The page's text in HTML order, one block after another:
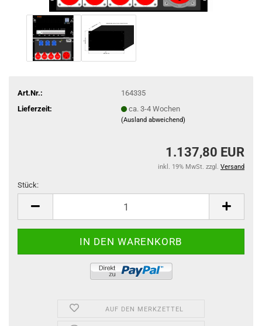
Art.Nr.:
164335
Lieferzeit:
ca. 3-4 Wochen
(Ausland abweichend)
1.137,80 EUR
inkl. 19% MwSt. zzgl. Versand
Stück:
AUF DEN MERKZETTEL